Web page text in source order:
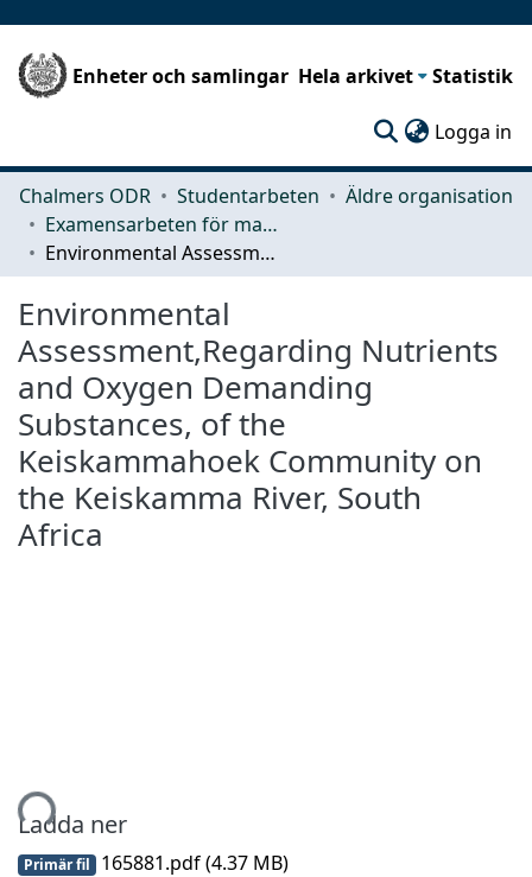
Enheter och samlingar Hela arkivet Statistik
Logga in
Chalmers ODR Studentarbeten
Äldre organisation
Examensarbeten för masterexamen
Environmental Assessment,Regarding Nutrients and Oxygen Demanding Substances, of the Keiskammahoek Community on the Keiskamma River, South Africa
Environmental
Assessment,Regarding Nutrients
and Oxygen Demanding
Substances, of the
Keiskammahoek Community on
the Keiskamma River, South
Africa
Ladda ner
Primär fil 165881.pdf(4.37 MB)